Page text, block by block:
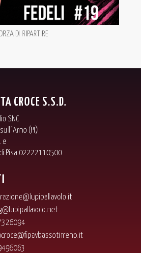
DI RIPARTIRE
CROCE S.S.D.
SNC
(PI)
e
di Pisa 02222110500